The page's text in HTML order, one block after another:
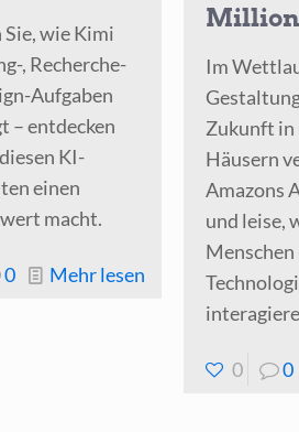
Sie, wie Kimi
, Recherche-
Aufgaben
– entdecken
KI-
einen
macht.
0 Mehr lesen-
Im
Zukunft in
Häusern
Amazons
und leise,
0 0